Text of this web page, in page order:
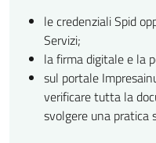
le credenziali Spid
Servizi;
la firma digitale e la
sul portale
verificare tutta la
svolgere una pratica